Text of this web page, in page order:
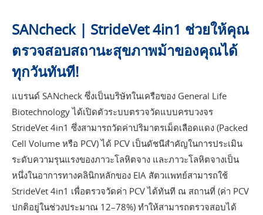
SANcheck | StrideVet 4in1 ช่วยให้คุณ
ตรวจสอบสถานะสุขภาพม้าของคุณได้
ทุกวันทันที!
แบรนด์ SANcheck ซึ่งเป็นบริษัทในเครือของ General Life
Biotechnology ได้เปิดตัวระบบตรวจวัดแบบครบวงจร
StrideVet 4in1 ซึ่งสามารถวัดค่าปริมาตรเม็ดเลือดแดง (Packed
Cell Volume หรือ PCV) ได้ PCV เป็นดัชนีสำคัญในการประเมิน
ระดับความรุนแรงของภาวะโลหิตจาง และภาวะโลหิตจางเป็น
หนึ่งในอาการทางคลินิกหลักของ EIA สัตวแพทย์สามารถใช้
StrideVet 4in1 เพื่อตรวจวัดค่า PCV ได้ทันที ณ สถานที่ (ค่า PCV
ปกติอยู่ในช่วงประมาณ 12–78%) ทำให้สามารถตรวจสอบได้